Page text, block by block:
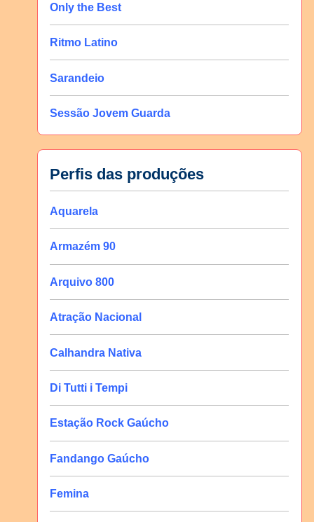
Only the Best
Ritmo Latino
Sarandeio
Sessão Jovem Guarda
Perfis das produções
Aquarela
Armazém 90
Arquivo 800
Atração Nacional
Calhandra Nativa
Di Tutti i Tempi
Estação Rock Gaúcho
Fandango Gaúcho
Femina